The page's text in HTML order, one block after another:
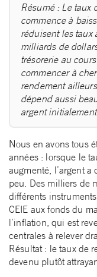
Résumé : Le taux
commence à
réduisent les taux
milliards de
trésorerie au
commencer à
rendement
dépend aussi
argent initialement.
Nous en avons tous
années : lorsque le
augmenté, l’argent
peu. Des milliers de
différents
CEIE aux fonds du
l’inflation, qui est
centrales à relever
Résultat : le taux de
devenu plutôt